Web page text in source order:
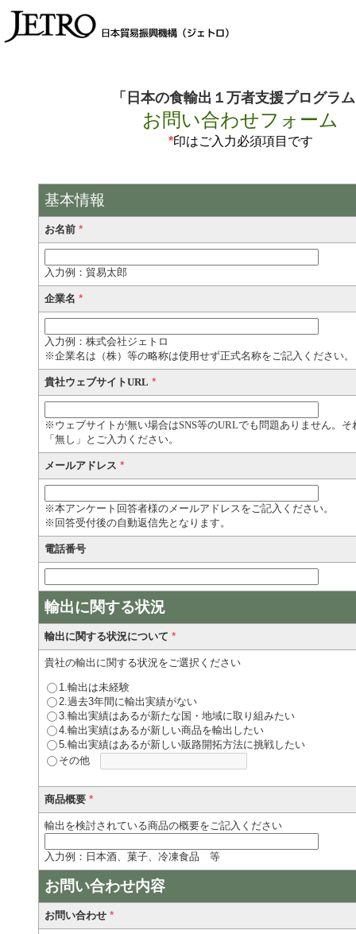
「日本の食輸出１万者支援プログラ
お問い合わせフォーム
*印はご入力必須項目です
基本情報
お名前 *
入力例：貿易太郎
企業名 *
入力例：株式会社ジェトロ
※企業名は（株）等の略称は使用せず正式名称をご記入ください。
貴社ウェブサイトURL *
※ウェブサイトが無い場合はSNS等のURLでも問題ありません。そ
「無し」とご入力ください。
メールアドレス *
※本アンケート回答者様のメールアドレスをご記入ください。
※回答受付後の自動返信先となります。
電話番号
輸出に関する状況
輸出に関する状況について *
貴社の輸出に関する状況をご選択ください
1.輸出は未経験
2.過去3年間に輸出実績がない
3.輸出実績はあるが新たな国・地域に取り組みたい
4.輸出実績はあるが新しい商品を輸出したい
5.輸出実績はあるが新しい販路開拓方法に挑戦したい
その他
商品概要 *
輸出を検討されている商品の概要をご記入ください
入力例：日本酒、菓子、冷凍食品 等
お問い合わせ内容
お問い合わせ *